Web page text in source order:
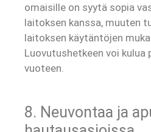
omaisille on syytä sopia
laitoksen kanssa, muuten
laitoksen käytäntöjen
Luovutushetkeen voi kulua
vuoteen.
8. Neuvontaa ja